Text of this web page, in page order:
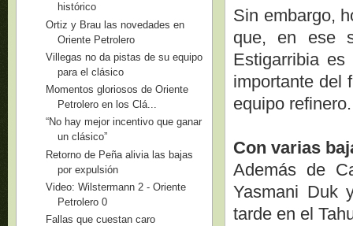
Sin embargo,
que, en ese
Estigarribia
importante del
equipo refinero.
Con varias
Además de
Yasmani Duk
tarde en el
histórico
Ortiz y Brau las novedades en
Oriente Petrolero
Villegas no da pistas de su equipo
para el clásico
Momentos gloriosos de Oriente
Petrolero en los Clá...
“No hay mejor incentivo que ganar
un clásico”
Retorno de Peña alivia las bajas
por expulsión
Video: Wilstermann 2 - Oriente
Petrolero 0
Fallas que cuestan caro